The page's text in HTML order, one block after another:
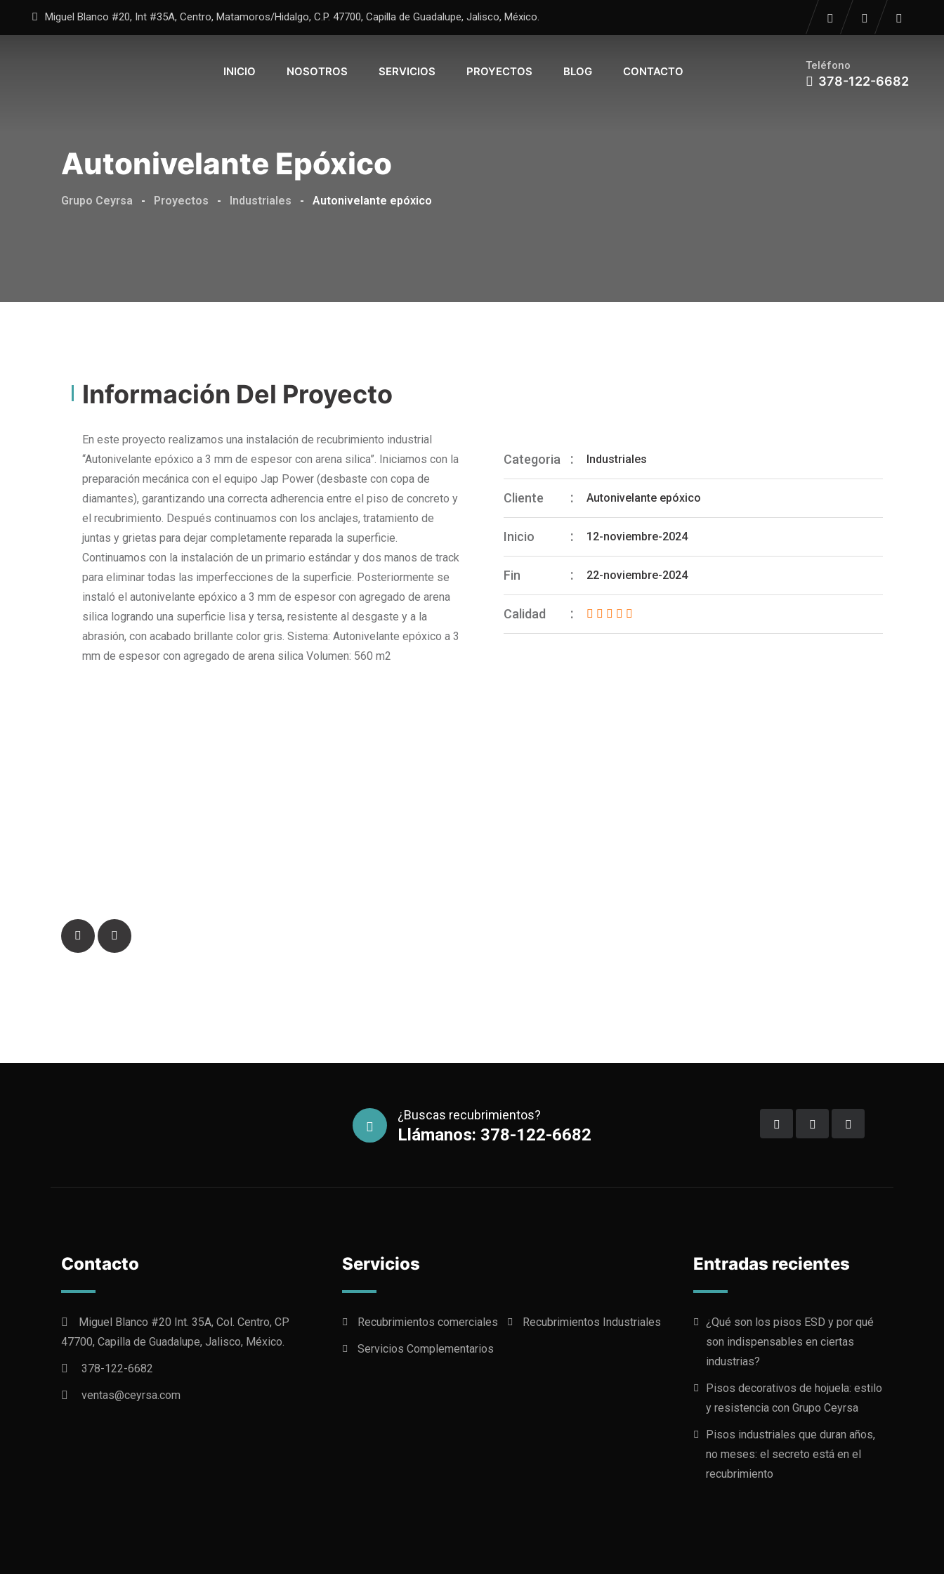
Miguel Blanco #20, Int #35A, Centro, Matamoros/Hidalgo, C.P. 47700, Capilla de Guadalupe, Jalisco, México.
INICIO NOSOTROS SERVICIOS PROYECTOS BLOG CONTACTO Teléfono
378-122-6682
Autonivelante Epóxico
Grupo Ceyrsa - Proyectos - Industriales - Autonivelante epóxico
Información Del Proyecto
En este proyecto realizamos una instalación de recubrimiento industrial
“Autonivelante epóxico a 3 mm de espesor con arena silica”. Iniciamos con la
preparación mecánica con el equipo Jap Power (desbaste con copa de
diamantes), garantizando una correcta adherencia entre el piso de concreto y
el recubrimiento. Después continuamos con los anclajes, tratamiento de
juntas y grietas para dejar completamente reparada la superficie.
Continuamos con la instalación de un primario estándar y dos manos de track
para eliminar todas las imperfecciones de la superficie. Posteriormente se
instaló el autonivelante epóxico a 3 mm de espesor con agregado de arena
silica logrando una superficie lisa y tersa, resistente al desgaste y a la
abrasión, con acabado brillante color gris. Sistema: Autonivelante epóxico a 3
mm de espesor con agregado de arena silica Volumen: 560 m2
Categoria Industriales
Cliente Autonivelante epóxico
Inicio 12-noviembre-2024
Fin 22-noviembre-2024
Calidad
¿Buscas recubrimientos?
Llámanos: 378-122-6682
Contacto
Miguel Blanco #20 Int. 35A, Col. Centro, CP
47700, Capilla de Guadalupe, Jalisco, México.
378-122-6682
ventas@ceyrsa.com
Servicios
Recubrimientos comerciales
Recubrimientos Industriales
Servicios Complementarios
Entradas recientes
¿Qué son los pisos ESD y por qué
son indispensables en ciertas
industrias?
Pisos decorativos de hojuela: estilo
y resistencia con Grupo Ceyrsa
Pisos industriales que duran años,
no meses: el secreto está en el
recubrimiento